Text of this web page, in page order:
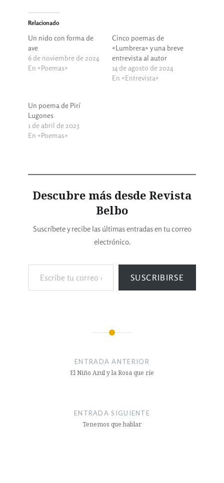
Relacionado
Un nido con forma de
ave
6 de noviembre de 2024
En «Poemas»
Cinco poemas de
«Lumbrera» y una breve
entrevista al autor
14 de agosto de 2024
En «Entrevista»
Un poema de Pirí
Lugones
1 de abril de 2023
En «Poemas»
Descubre más desde Revista
Belbo
Suscríbete y recibe las últimas entradas en tu correo
electrónico.
SUSCRIBIRSE
ENTRADA ANTERIOR
El Niño Azul y la Rosa que ríe
ENTRADA SIGUIENTE
Tenemos que hablar